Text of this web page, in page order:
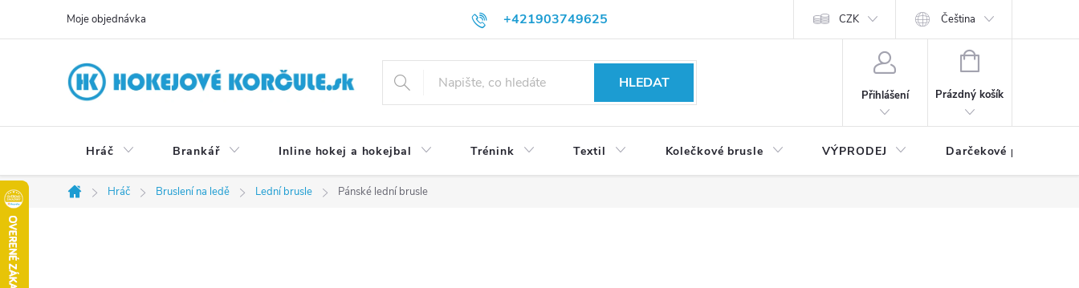
+421903749625
Moje objednávka CZK Čeština
HLEDAT
Přihlášení
NÁKUPNÍ
Prázdný košík
Hráč Brankář Inline hokej a hokejbal Trénink Textil Kolečkové brusle VÝPRODEJ Darčekové poukážky
Domů
Hráč Bruslení na ledě Lední brusle Pánské lední brusle